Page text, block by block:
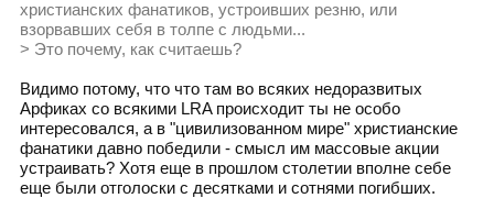
христианских фанатиков, устроивших резню, или
взорвавших себя в толпе с людьми...
> Это почему, как считаешь?
Видимо потому, что что там во всяких недоразвитых
Арфиках со всякими LRA происходит ты не особо
интересовался, а в "цивилизованном мире" христианские
фанатики давно победили - смысл им массовые акции
устраивать? Хотя еще в прошлом столетии вполне себе
еще были отголоски с десятками и сотнями погибших.